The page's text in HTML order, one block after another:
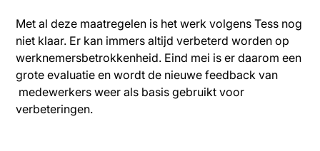
Met al deze maatregelen is het werk volgens Tess nog
niet klaar. Er kan immers altijd verbeterd worden op
werknemersbetrokkenheid. Eind mei is er daarom een
grote evaluatie en wordt de nieuwe feedback van
medewerkers weer als basis gebruikt voor
verbeteringen.